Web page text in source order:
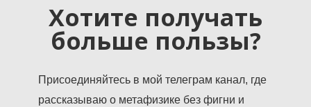
Хотите получать
больше пользы?
Присоединяйтесь в мой телеграм канал, где
рассказываю о метафизике без фигни и